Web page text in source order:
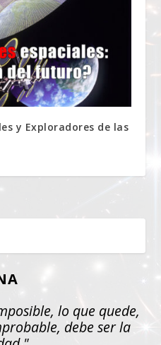
y Exploradores de las
lo que quede,
debe ser la